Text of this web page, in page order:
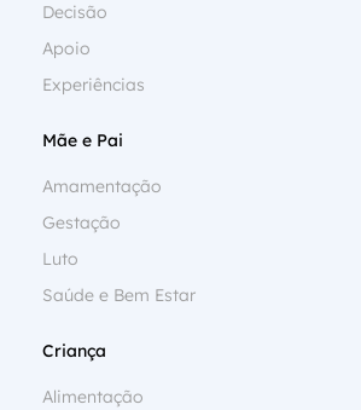
Decisão
Apoio
Experiências
Mãe e Pai
Amamentação
Gestação
Luto
Saúde e Bem Estar
Criança
Alimentação